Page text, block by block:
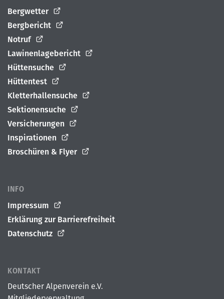
Bergwetter
Bergbericht
Notruf
Lawinenlagebericht
Hüttensuche
Hüttentest
Kletterhallensuche
Sektionensuche
Versicherungen
Inspirationen
Broschüren & Flyer
INFO
Impressum
Erklärung zur Barrierefreiheit
Datenschutz
KONTAKT
Deutscher Alpenverein e.V.